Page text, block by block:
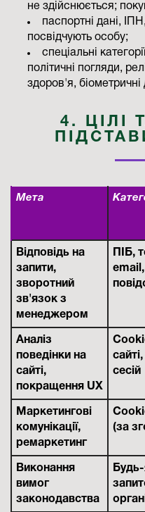
не здійснюється;
паспортні дані,
посвідчують особу;
спеціальні
політичні погляди,
здоров'я, біометричні
4. ЦІЛІ
Мета
Відповідь на
запити,
зворотний
зв'язок з
менеджером
ПІБ,
email,
Аналіз
поведінки на
сайті,
покращення UX
сесій
Маркетингові
комунікації,
ремаркетинг
(за
Виконання
вимог
законодавства
Будь-